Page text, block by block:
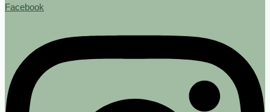
Facebook